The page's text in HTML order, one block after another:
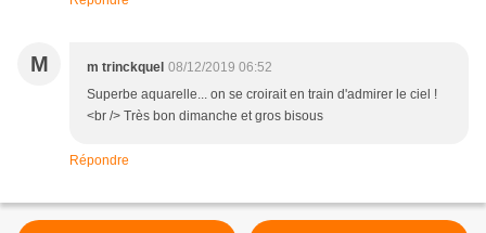
M m trinckquel 08/12/2019 06:52
Superbe aquarelle... on se croirait en train d'admirer le ciel !
<br /> Très bon dimanche et gros bisous
Répondre